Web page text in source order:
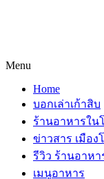
Menu
Home
บอกเล่าเก้าสิบ
ร้านอาหารใน
ข่าวสาร เมือง
รีวิว ร้านอาหา
เมนูอาหาร